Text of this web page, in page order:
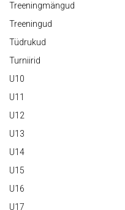
Treeningmängud
Treeningud
Tüdrukud
Turniirid
U10
U11
U12
U13
U14
U15
U16
U17